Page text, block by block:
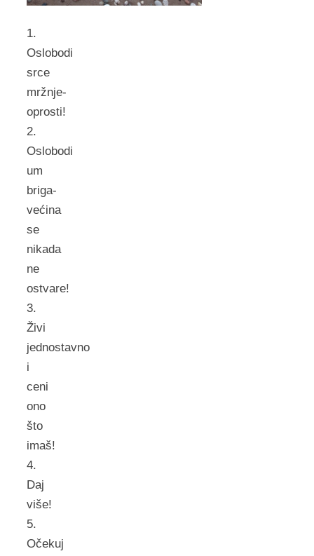
1.
Oslobodi
srce
mržnje-
oprosti!
2.
Oslobodi
um
briga-
većina
se
nikada
ne
ostvare!
3.
Živi
jednostavno
i
ceni
ono
što
imaš!
4.
Daj
više!
5.
Očekuj